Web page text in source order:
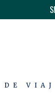
DE